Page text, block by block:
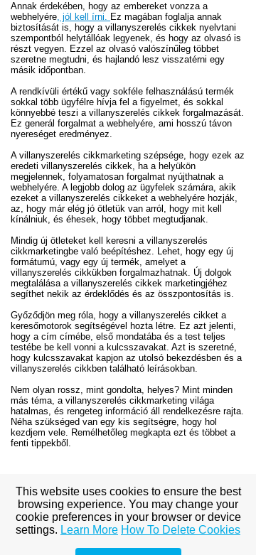
Annak érdekében, hogy az embereket vonzza a
webhelyére, jól kell írni. Ez magában foglalja annak
biztosítását is, hogy a villanyszerelés cikkek nyelvtani
szempontból helytállóak legyenek, és hogy az olvasó is
részt vegyen. Ezzel az olvasó valószínűleg többet
szeretne megtudni, és hajlandó lesz visszatérni egy
másik időpontban.
A rendkívüli értékű vagy sokféle felhasználású termék
sokkal több ügyfélre hívja fel a figyelmet, és sokkal
könnyebbé teszi a villanyszerelés cikkek forgalmazását.
Ez generál forgalmat a webhelyére, ami hosszú távon
nyereséget eredményez.
A villanyszerelés cikkmarketing szépsége, hogy ezek az
eredeti villanyszerelés cikkek, ha a helyükön
megjelennek, folyamatosan forgalmat nyújthatnak a
webhelyére. A legjobb dolog az ügyfelek számára, akik
ezeket a villanyszerelés cikkeket a webhelyére hozják,
az, hogy már elég jó ötletük van arról, hogy mit kell
kínálniuk, és éhesek, hogy többet megtudjanak.
Mindig új ötleteket kell keresni a villanyszerelés
cikkmarketingbe való beépítéshez. Lehet, hogy egy új
formátumú, vagy egy új termék, amelyet a
villanyszerelés cikkükben forgalmazhatnak. Új dolgok
megtalálása a villanyszerelés cikkek marketingjéhez
segíthet nekik az érdeklődés és az összpontosítás is.
Győződjön meg róla, hogy a villanyszerelés cikket a
keresőmotorok segítségével hozta létre. Ez azt jelenti,
hogy a cím címébe, első mondatába és a test teljes
testébe be kell vonni a kulcsszavakat. Azt is szeretné,
hogy kulcsszavakat kapjon az utolsó bekezdésben és a
villanyszerelés cikkben található leírásokban.
Nem olyan rossz, mint gondolta, helyes? Mint minden
más téma, a villanyszerelés cikkmarketing világa
hatalmas, és rengeteg információ áll rendelkezésre rajta.
Néha szükséged van egy kis segítségre, hogy hol
kezdjem vele. Remélhetőleg megkapta ezt és többet a
fenti tippekből.
Copyright Masszázs
View full site
This website uses cookies to ensure the best
browsing experience. You may change your
cookie preferences in your browser or device
settings. Learn More How To Delete Cookies